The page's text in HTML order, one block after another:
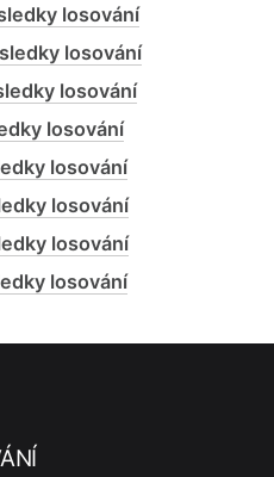
losování
losování
losování
losování
losování
losování
losování
losování